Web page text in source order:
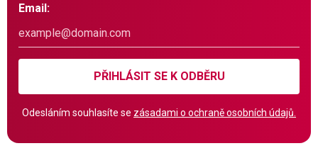
Email:
PŘIHLÁSIT SE K ODBĚRU
Odesláním souhlasíte se zásadami o ochraně osobních údajů.